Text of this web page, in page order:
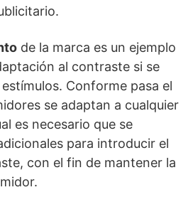
de la marca es un ejemplo
al contraste si se
Conforme pasa el
se adaptan a cualquier
es necesario que se
para introducir el
con el fin de mantener la